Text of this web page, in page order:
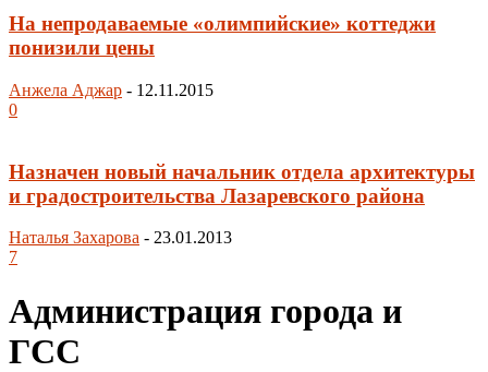
На непродаваемые «олимпийские» коттеджи
понизили цены
Анжела Аджар - 12.11.2015
0
Назначен новый начальник отдела архитектуры
и градостроительства Лазаревского района
Наталья Захарова - 23.01.2013
7
Администрация города и
ГСС